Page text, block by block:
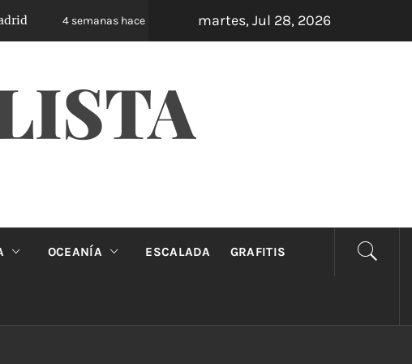
4 semanas hace Oveja Negra: el unipersonal que se ríe de los
martes, Jul 28, 2026
OCEANÍA ESCALADA GRAFITIS